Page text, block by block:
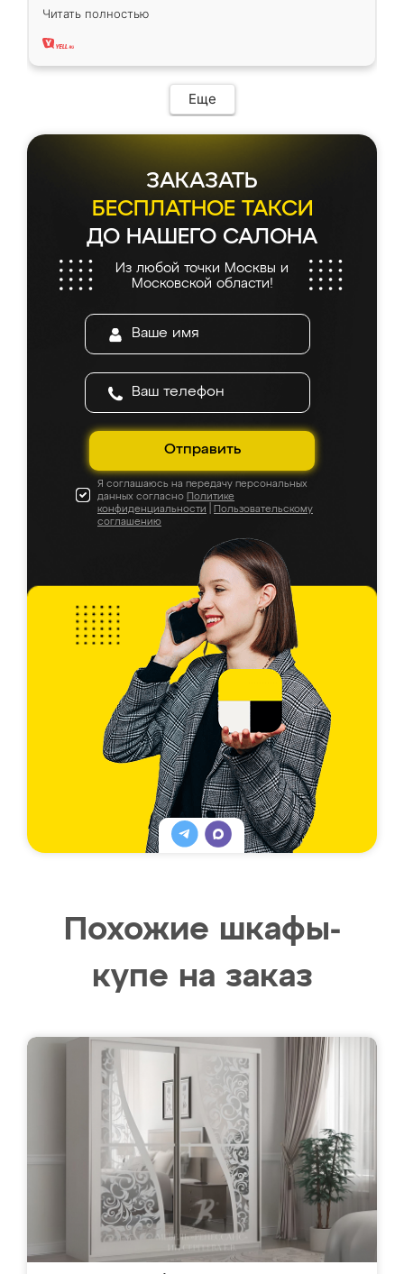
вполне довольна. Служит кухня уже почти
два года, нареканий нет.
Читать полностью
Еще
ЗАКАЗАТЬ
БЕСПЛАТНОЕ ТАКСИ
ДО НАШЕГО САЛОНА
Из любой точки Москвы и
Московской области!
Отправить
Я соглашаюсь на передачу персональных
данных согласно Политике
конфиденциальности
Пользовательскому
соглашению
Похожие шкафы-
купе на заказ